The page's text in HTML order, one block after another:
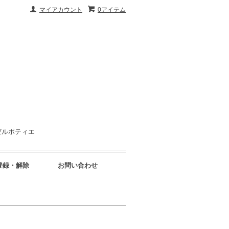
0アイテム
マイアカウント
ポティエ
録・解除 お問い合わせ